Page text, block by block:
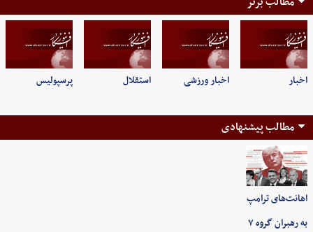
اخبار اخبار ورزشی استقلال پرسپولیس
مطالب پیشنهادی
اهانت‌های ترامپ
به رهبران گروه ۷